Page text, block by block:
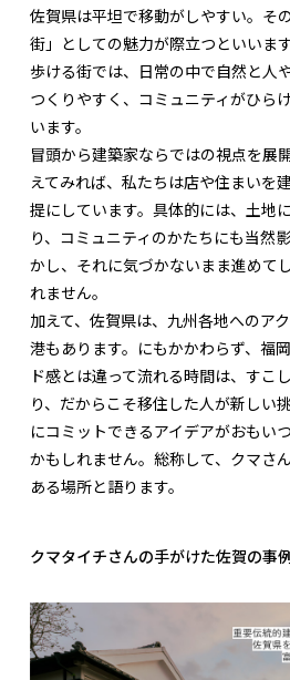
佐賀県は平坦で移動がしやすい。そ
街」としての魅力が際立つといいます
歩ける街では、日常の中で自然と人
つくりやすく、コミュニティがひら
います。
冒頭から建築家ならではの視点を展
えてみれば、私たちは店や住まいを
提にしています。具体的には、土地
り、コミュニティのかたちにも当然
かし、それに気づかないまま進めて
れません。
加えて、佐賀県は、九州各地へのア
港もあります。にもかかわらず、福
ド感とは違って流れる時間は、すこ
り、だからこそ移住した人が新しい
にコミットできるアイデアがおもい
かもしれません。総称して、クマさ
ある場所と語ります。
クマタイチさんの手がけた佐賀の事